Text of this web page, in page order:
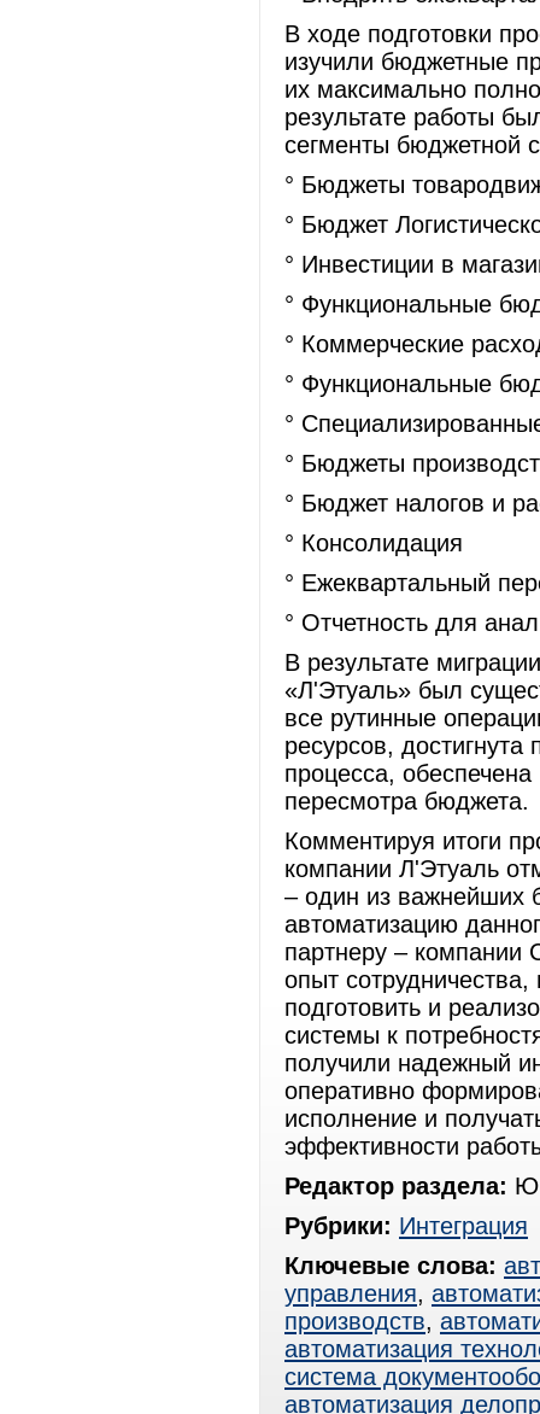
В ходе подготовки
изучили бюджетные
их максимально
результате работы
сегменты бюджетной
° Бюджеты
° Бюджет
° Инвестиции в
° Функциональные
° Коммерческие
° Функциональные
°
° Бюджеты
° Бюджет налогов и
° Консолидация
° Ежеквартальный
° Отчетность для
В результате
«Л'Этуаль» был
все рутинные
ресурсов, достигнута
процесса,
пересмотра бюджета.
Комментируя итоги
компании Л'Этуаль
– один из важнейших
автоматизацию
партнеру – компании
опыт
подготовить и
системы к
получили надежный
оперативно
исполнение и
эффективности
Редактор раздела:
Рубрики: Интеграция
Ключевые слова:
управления,
производств,
автоматизация
система
автоматизация